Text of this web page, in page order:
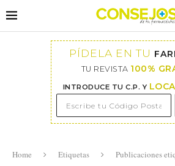
PÍDELA EN TU
TU REVISTA 100%
INTRODUCE TU C.P. Y
Home Etiquetas Publicaciones